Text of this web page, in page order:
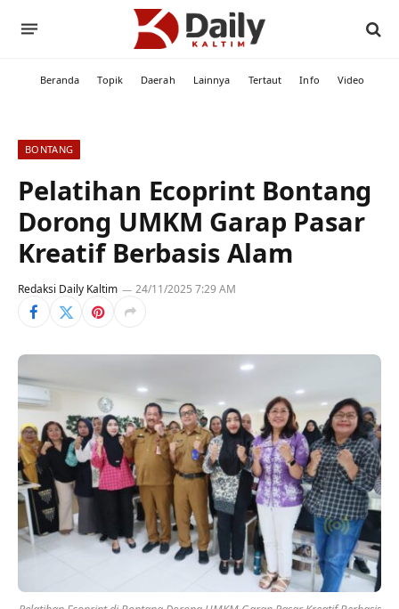
Beranda Topik Daerah Lainnya Tertaut Info Video
BONTANG
Pelatihan Ecoprint Bontang
Dorong UMKM Garap Pasar
Kreatif Berbasis Alam
Redaksi Daily Kaltim 24/11/2025 7:29 AM